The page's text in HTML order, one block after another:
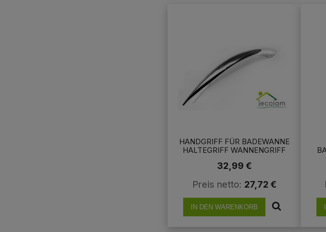
HANDGRIFF FÜR BADEWANNE
HALTEGRIFF WANNENGRIFF
32,99 €
Preis netto: 27,72 €
IN DEN WARENKORB